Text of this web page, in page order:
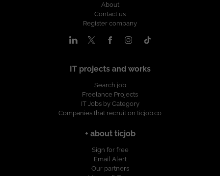
About
Contact us
Register company
IT projects and works
Search job
Freelance Projects
IT Jobs by Category
Companies that recruit on ticjob.co
+ about ticjob
Sign for free
Email Alert
Our partners